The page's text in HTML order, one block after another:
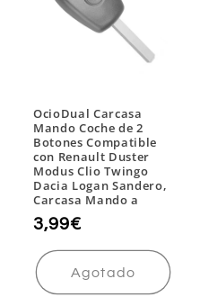
OcioDual Carcasa
Mando Coche de 2
Botones Compatible
con Renault Duster
Modus Clio Twingo
Dacia Logan Sandero,
Carcasa Mando a
Precio
habitual
3,99€
Agotado